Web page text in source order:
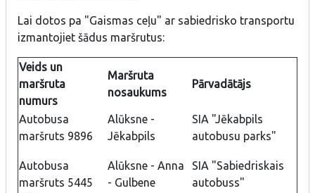
Lai dotos pa "Gaismas ceļu" ar sabiedrisko transportu
izmantojiet šādus maršrutus:
Veids un
maršruta
numurs
Maršruta
nosaukums
Pārvadātājs
Autobusa
maršruts 9896
Alūksne -
Jēkabpils
SIA "Jēkabpils
autobusu parks"
Autobusa
maršruts 5445
Alūksne - Anna
- Gulbene
SIA "Sabiedriskais
autobuss"